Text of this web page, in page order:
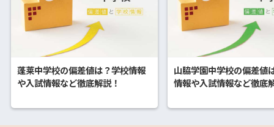
蓬莱中学校の偏差値は？学校情報
や入試情報など徹底解説！
山脇学園中学校の偏差値
情報や入試情報など徹底